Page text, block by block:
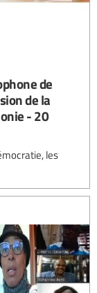
de
de la
- 20
les